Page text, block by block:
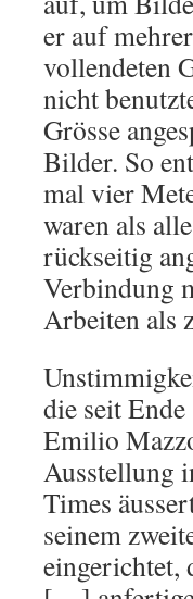
er auf
vollendeten
nicht
Grösse
Bilder. So
mal vier
waren als
rückseitig
Verbindung
Arbeiten als
die seit
Emilio
Ausstellung
Times
seinem
eingerichtet,